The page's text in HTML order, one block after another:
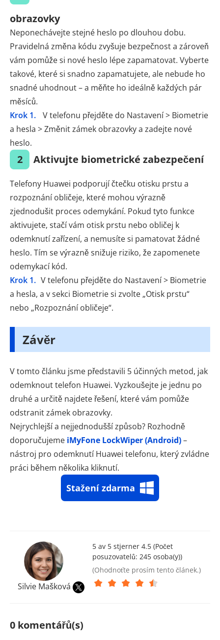
obrazovky
Neponechávejte stejné heslo po dlouhou dobu.
Pravidelná změna kódu zvyšuje bezpečnost a zároveň
vám pomůže si nové heslo lépe zapamatovat. Vyberte
takové, které si snadno zapamatujete, ale nebude ho
snadné uhodnout – a měňte ho ideálně každých pár
měsíců.
Krok 1.
V telefonu přejděte do Nastavení > Biometrie
a hesla > Změnit zámek obrazovky a zadejte nové
heslo.
2 Aktivujte biometrické zabezpečení
Telefony Huawei podporují čtečku otisku prstu a
rozpoznání obličeje, které mohou výrazně
zjednodušit proces odemykání. Pokud tyto funkce
aktivujete, stačí vám otisk prstu nebo obličej k
odemknutí zařízení, a nemusíte si pamatovat žádné
heslo. Tím se výrazně snižuje riziko, že zapomenete
odemykací kód.
Krok 1. V telefonu přejděte do Nastavení > Biometrie
a hesla, a v sekci Biometrie si zvolte „Otisk prstu“
nebo „Rozpoznání obličeje“.
Závěr
V tomto článku jsme představili 5 účinných metod, jak
odemknout telefon Huawei. Vyzkoušejte je jednu po
druhé a určitě najdete řešení, které vám pomůže
odstranit zámek obrazovky.
Nejrychlejší a nejjednodušší způsob? Rozhodně
doporučujeme iMyFone LockWiper (Android)–
nástroj pro odemknutí Huawei telefonu, který zvládne
práci během několika kliknutí.
Stažení zdarma
Silvie Mašková
5 av 5 stjerner 4.5 (Počet
posuzovatelů:245 osoba(y))
(Ohodnoťte prosím tento článek.)
0 komentářů(s)